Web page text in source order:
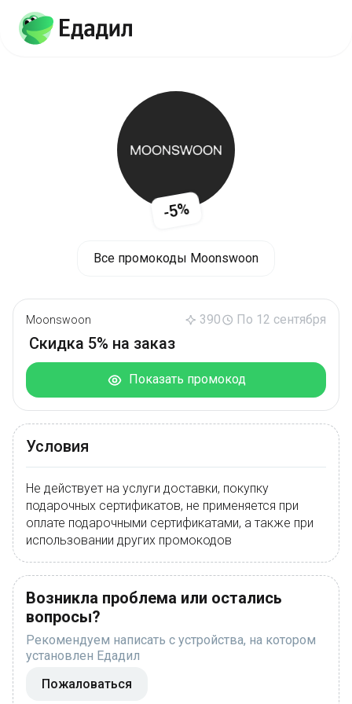
-5%
Все промокоды Moonswoon
Moonswoon 390 По 12 сентября
Скидка 5% на заказ
Показать промокод
Условия
Не действует на услуги доставки, покупку
подарочных сертификатов, не применяется при
оплате подарочными сертификатами, а также при
использовании других промокодов
Возникла проблема или остались
вопросы?
Рекомендуем написать с устройства, на котором
установлен Едадил
Пожаловаться